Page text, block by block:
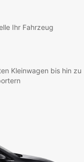
Ihr Fahrzeug
Kleinwagen bis hin zu